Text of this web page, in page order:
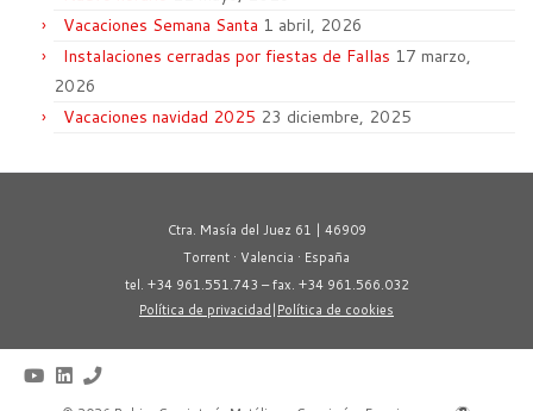
Vacaciones Semana Santa 1 abril, 2026
Instalaciones cerradas por fiestas de Fallas 17 marzo,
2026
Vacaciones navidad 2025 23 diciembre, 2025
Ctra. Masía del Juez 61 | 46909
Torrent · Valencia · España
tel. +34 961.551.743 – fax. +34 961.566.032
Política de privacidad|Política de cookies